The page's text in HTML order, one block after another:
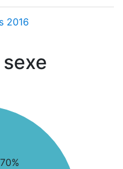
2016
70%